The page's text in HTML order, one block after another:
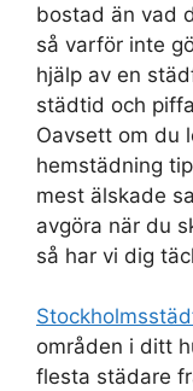
bostad än vad
så varför inte
hjälp av en
städtid och
Oavsett om du
hemstädning
mest älskade
avgöra när du
så har vi dig
områden i ditt
flesta städare